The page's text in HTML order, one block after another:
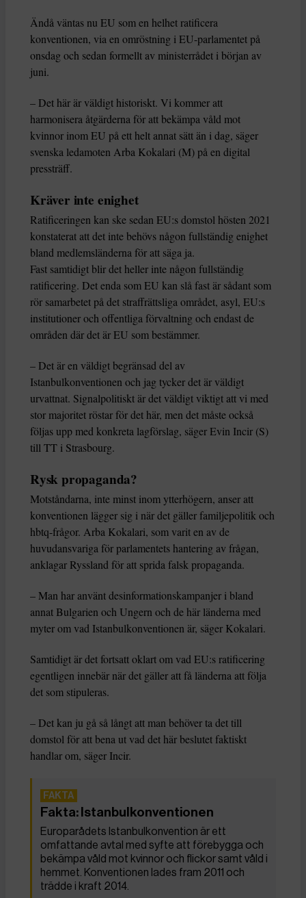
Ändå väntas nu EU som en helhet ratificera
konventionen, via en omröstning i EU-parlamentet på
onsdag och sedan formellt av ministerrådet i början av
juni.
– Det här är väldigt historiskt. Vi kommer att
harmonisera åtgärderna för att bekämpa våld mot
kvinnor inom EU på ett helt annat sätt än i dag, säger
svenska ledamoten Arba Kokalari (M) på en digital
pressträff.
Kräver inte enighet
Ratificeringen kan ske sedan EU:s domstol hösten 2021
konstaterat att det inte behövs någon fullständig enighet
bland medlemsländerna för att säga ja.
Fast samtidigt blir det heller inte någon fullständig
ratificering. Det enda som EU kan slå fast är sådant som
rör samarbetet på det straffrättsliga området, asyl, EU:s
institutioner och offentliga förvaltning och endast de
områden där det är EU som bestämmer.
– Det är en väldigt begränsad del av
Istanbulkonventionen och jag tycker det är väldigt
urvattnat. Signalpolitiskt är det väldigt viktigt att vi med
stor majoritet röstar för det här, men det måste också
följas upp med konkreta lagförslag, säger Evin Incir (S)
till TT i Strasbourg.
Rysk propaganda?
Motståndarna, inte minst inom ytterhögern, anser att
konventionen lägger sig i när det gäller familjepolitik och
hbtq-frågor. Arba Kokalari, som varit en av de
huvudansvariga för parlamentets hantering av frågan,
anklagar Ryssland för att sprida falsk propaganda.
– Man har använt desinformationskampanjer i bland
annat Bulgarien och Ungern och de här länderna med
myter om vad Istanbulkonventionen är, säger Kokalari.
Samtidigt är det fortsatt oklart om vad EU:s ratificering
egentligen innebär när det gäller att få länderna att följa
det som stipuleras.
– Det kan ju gå så långt att man behöver ta det till
domstol för att bena ut vad det här beslutet faktiskt
handlar om, säger Incir.
Fakta: Istanbulkonventionen
Europarådets Istanbulkonvention är ett
omfattande avtal med syfte att förebygga och
bekämpa våld mot kvinnor och flickor samt våld i
hemmet. Konventionen lades fram 2011 och
trädde i kraft 2014.